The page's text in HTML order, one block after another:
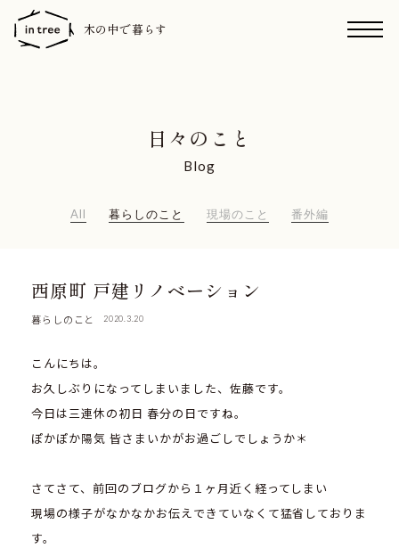
木の中で暮らす
日々のこと
Blog
All 暮らしのこと 現場のこと 番外編
西原町 戸建リノベーション
暮らしのこと 2020.3.20
こんにちは。
お久しぶりになってしまいました、佐藤です。
今日は三連休の初日 春分の日ですね。
ぽかぽか陽気 皆さまいかがお過ごしでしょうか＊
さてさて、前回のブログから１ヶ月近く経ってしまい
現場の様子がなかなかお伝えできていなくて猛省しておりま
す。